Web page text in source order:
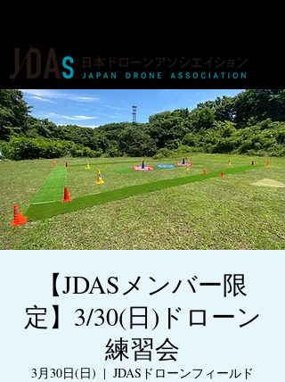
【JDASメンバー限
定】3/30(日)ドローン
練習会
3月30日(日)
  |
JDASドローンフィールド